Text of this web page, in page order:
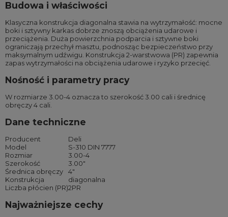
Budowa i właściwości
Klasyczna konstrukcja diagonalna stawia na wytrzymałość: mocne
boki i sztywny karkas dobrze znoszą obciążenia udarowe i
przeciążenia. Duża powierzchnia podparcia i sztywne boki
ograniczają przechył masztu, podnosząc bezpieczeństwo przy
maksymalnym udźwigu. Konstrukcja 2-warstwowa (PR) zapewnia
zapas wytrzymałości na obciążenia udarowe i ryzyko przecięć.
Nośność i parametry pracy
W rozmiarze 3.00-4 oznacza to szerokość 3.00 cali i średnicę
obręczy 4 cali.
Dane techniczne
Producent
Deli
Model
S-310 DIN 7777
Rozmiar
3.00-4
Szerokość
3.00″
Średnica obręczy
4″
Konstrukcja
diagonalna
Liczba płócien (PR)2PR
Najważniejsze cechy